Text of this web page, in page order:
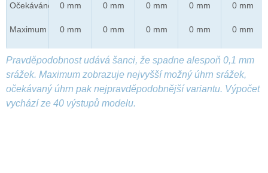
Očekáváno
Maximum
0 mm
0 mm
0 mm
0 mm
0 mm
0 mm
0 mm
0 mm
0 mm
0 mm
Pravděpodobnost udává šanci, že spadne alespoň 0,1 mm
srážek. Maximum zobrazuje nejvyšší možný úhrn srážek,
očekávaný úhrn pak nejpravděpodobnější variantu. Výpočet
vychází ze 40 výstupů modelu.